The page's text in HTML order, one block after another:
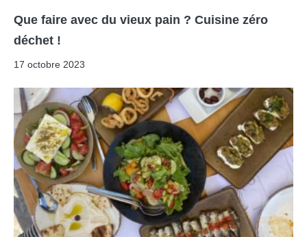
Que faire avec du vieux pain ? Cuisine zéro
déchet !
17 octobre 2023